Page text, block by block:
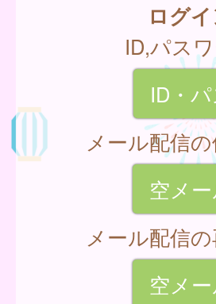
ログ
ID,パス
ID・
メール配信
空メ
メール配信
空メ